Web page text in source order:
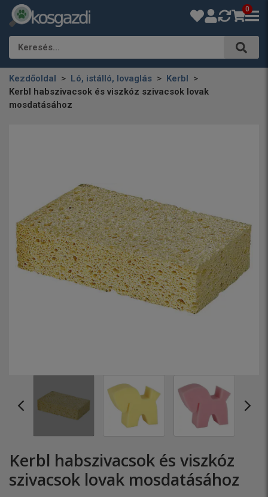
0
Keresés…
Kezdőoldal Ló, istálló, lovaglás
Kerbl
Kerbl habszivacsok és viszkóz szivacsok lovak
mosdatásához
Kerbl habszivacsok és viszkóz
szivacsok lovak mosdatásához